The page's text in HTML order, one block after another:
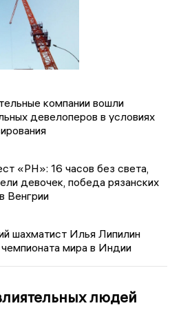
компании вошли
девелоперов в условиях
«РН»: 16 часов без света,
девочек, победа рязанских
Венгрии
шахматист Илья Липилин
мира в Индии
людей